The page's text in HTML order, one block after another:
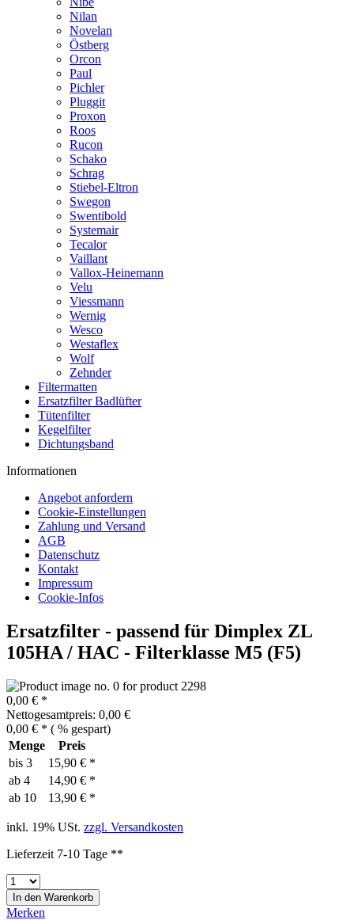
Nilan
Novelan
Östberg
Orcon
Paul
Pichler
Pluggit
Proxon
Roos
Rucon
Schako
Schrag
Stiebel-Eltron
Swegon
Swentibold
Systemair
Tecalor
Vaillant
Vallox-Heinemann
Velu
Viessmann
Wernig
Wesco
Westaflex
Wolf
Zehnder
Filtermatten
Ersatzfilter Badlüfter
Tütenfilter
Kegelfilter
Dichtungsband
Informationen
Angebot anfordern
Cookie-Einstellungen
Zahlung und Versand
AGB
Datenschutz
Kontakt
Impressum
Cookie-Infos
Ersatzfilter - passend für Dimplex ZL
105HA / HAC - Filterklasse M5 (F5)
0,00 € *
Nettogesamtpreis: 0,00 €
0,00 € * ( % gespart)
Menge
Preis
bis 3
15,90 € *
ab 4
14,90 € *
ab 10 13,90 € *
inkl. 19% USt. zzgl. Versandkosten
Lieferzeit 7-10 Tage **
In den Warenkorb
Merken